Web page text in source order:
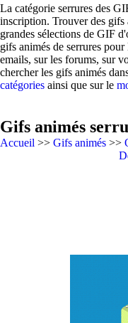
La catégorie serrures des
inscription. Trouver des gifs
grandes sélections de GIF
gifs animés de serrures
emails, sur les forums, sur
chercher les gifs animés
catégories ainsi que sur le
Gifs animés
Accueil >> Gifs animés >>